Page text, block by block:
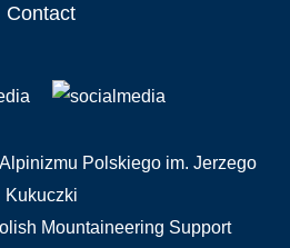
Contact
Polskiego im. Jerzego
Kukuczki
Mountaineering Support